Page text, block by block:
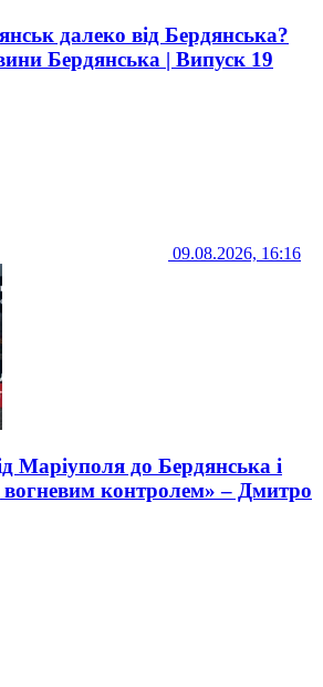
далеко від Бердянська?
Бердянська | Випуск 19
09.08.2026, 16:16
Маріуполя до Бердянська і
контролем» – Дмитро